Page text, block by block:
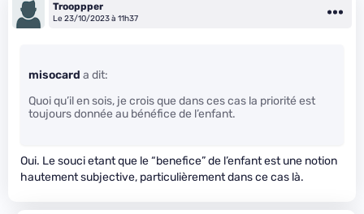
Trooppper
Le 23/10/2023 à 11h37
misocard a dit:
Quoi qu’il en sois, je crois que dans ces cas la priorité est
toujours donnée au bénéfice de l’enfant.
Oui. Le souci etant que le “benefice” de l’enfant est une notion
hautement subjective, particulièrement dans ce cas là.